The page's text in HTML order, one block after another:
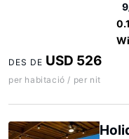
DES DE USD 526
per habitació / per nit